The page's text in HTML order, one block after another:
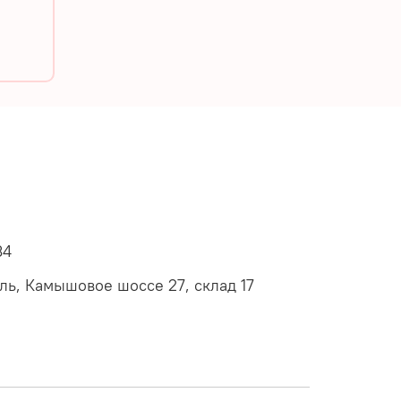
Камышовое шоссе 27, склад 17